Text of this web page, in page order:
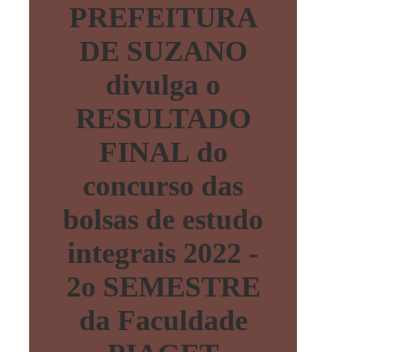
PREFEITURA
DE SUZANO
divulga o
RESULTADO
FINAL do
concurso das
bolsas de estudo
integrais 2022 -
2o SEMESTRE
da Faculdade